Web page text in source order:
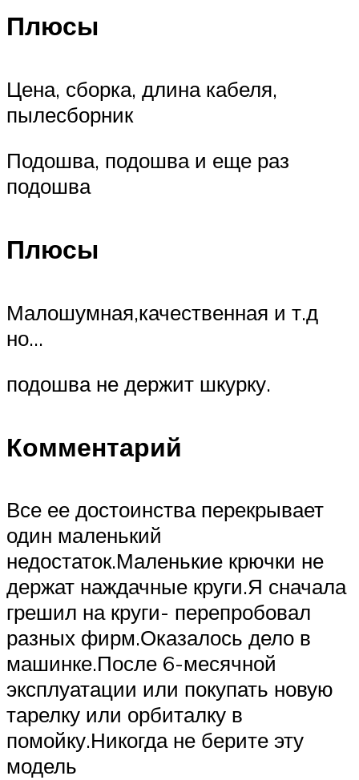
Плюсы
Цена, сборка, длина кабеля,
пылесборник
Подошва, подошва и еще раз
подошва
Плюсы
Малошумная,качественная и т.д
но…
подошва не держит шкурку.
Комментарий
Все ее достоинства перекрывает
один маленький
недостаток.Маленькие крючки не
держат наждачные круги.Я сначала
грешил на круги- перепробовал
разных фирм.Оказалось дело в
машинке.После 6-месячной
эксплуатации или покупать новую
тарелку или орбиталку в
помойку.Никогда не берите эту
модель